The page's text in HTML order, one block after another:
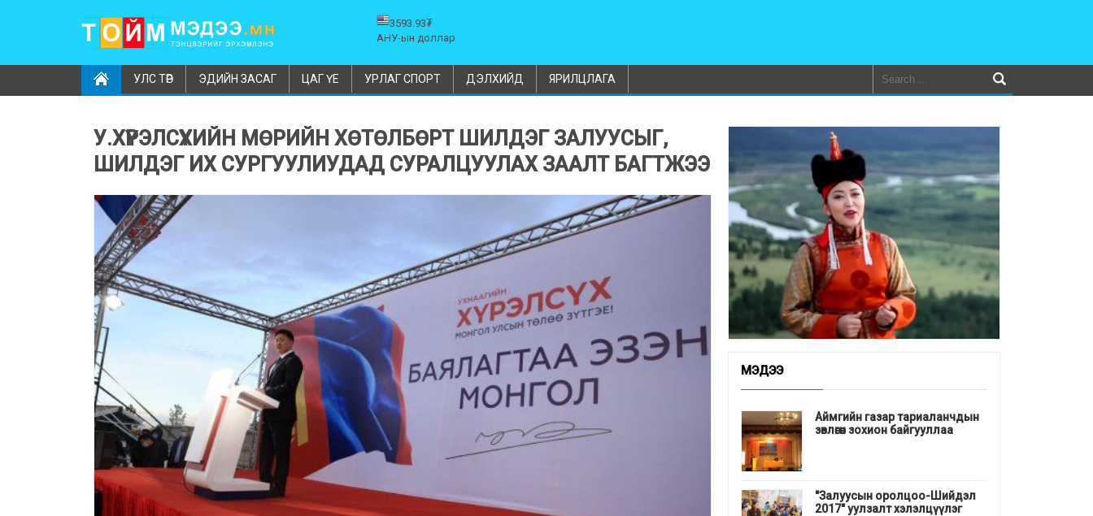
3593.93₮
АНУ-ын доллар
УЛС ТӨР ЭДИЙН ЗАСАГ ЦАГ ҮЕ УРЛАГ СПОРТ ДЭЛХИЙД ЯРИЛЦЛАГА
МЭДЭЭ
Аймгийн газар тариаланчдын
зөвлөгөөн зохион байгууллаа
"Залуусын оролцоо-Шийдэл
2017" уулзалт хэлэлцүүлэг
У.ХҮРЭЛСҮХИЙН МӨРИЙН ХӨТӨЛБӨРТ ШИЛДЭГ ЗАЛУУСЫГ,
ШИЛДЭГ ИХ СУРГУУЛИУДАД СУРАЛЦУУЛАХ ЗААЛТ БАГТЖЭЭ